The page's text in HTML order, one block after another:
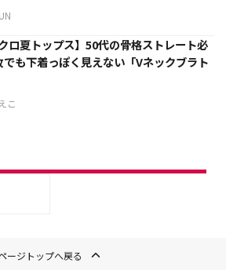
クロ夏トップス】50代の骨格ストレート必
でも下着っぽく見えない「Vネックブラト
こ
ージトップへ戻る